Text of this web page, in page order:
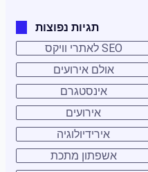
תגיות נפוצות
SEO לאתרי וויקס
אולם אירועים
אינסטגרם
אירועים
אירידיולוגיה
אשפתון מתכת